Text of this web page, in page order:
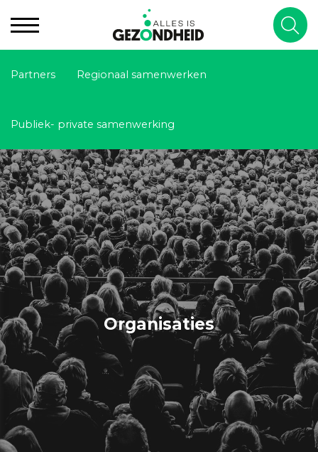
Partners Regionaal samenwerken
Publiek- private samenwerking
Organisaties